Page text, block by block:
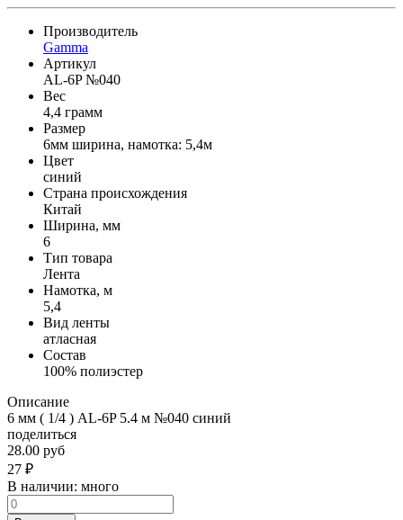
Производитель
Gamma
Артикул
AL-6P №040
Вес
4,4 грамм
Размер
6мм ширина, намотка: 5,4м
Цвет
синий
Страна происхождения
Китай
Ширина, мм
6
Тип товара
Лента
Намотка, м
5,4
Вид ленты
атласная
Состав
100% полиэстер
Описание
6 мм ( 1/4 ) AL-6P 5.4 м №040 синий
поделиться
28.00 руб
27 ₽
В наличии: много